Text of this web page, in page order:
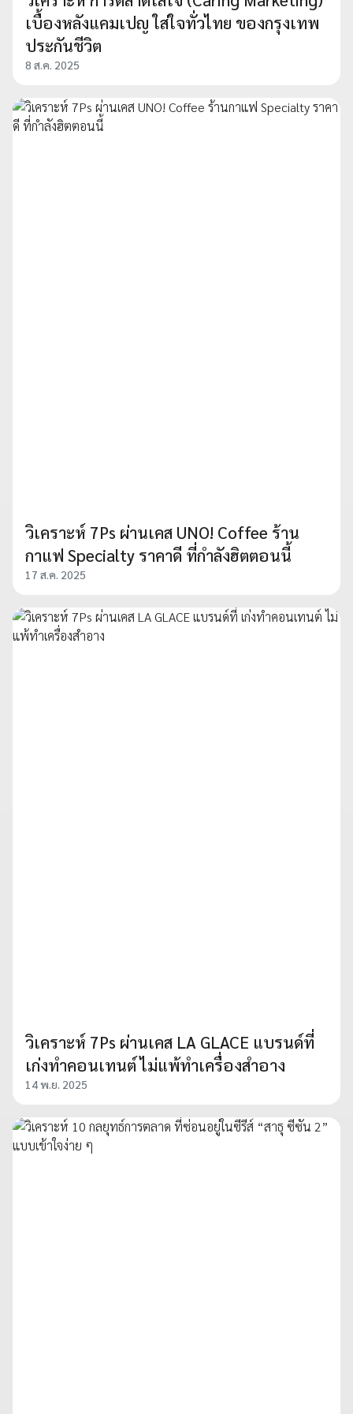
เบื้องหลังแคมเปญ ใส่ใจทั่วไทย ของกรุงเทพ
ประกันชีวิต
8 ส.ค. 2025
วิเคราะห์ 7Ps ผ่านเคส UNO! Coffee ร้าน
กาแฟ Specialty ราคาดี ที่กำลังฮิตตอนนี้
17 ส.ค. 2025
วิเคราะห์ 7Ps ผ่านเคส LA GLACE แบรนด์ที่
เก่งทำคอนเทนต์ ไม่แพ้ทำเครื่องสำอาง
14 พ.ย. 2025